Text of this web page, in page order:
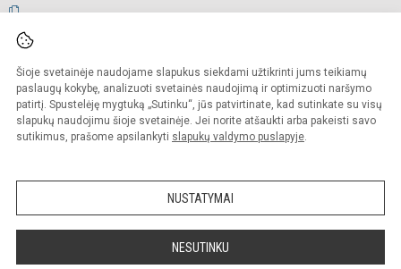
Šioje svetainėje naudojame slapukus siekdami užtikrinti jums teikiamų
paslaugų kokybę, analizuoti svetainės naudojimą ir optimizuoti naršymo
patirtį. Spustelėję mygtuką „Sutinku“, jūs patvirtinate, kad sutinkate su visų
slapukų naudojimu šioje svetainėje. Jei norite atšaukti arba pakeisti savo
sutikimus, prašome apsilankyti slapukų valdymo puslapyje.
NUSTATYMAI
NESUTINKU
Kopijuoti, cituoti ar kitaip atvaizduoti internetinės svetainės turinį be raštiško
mokyklos vadovų sutikimo yra draudžiama.
Prieinamumo paraiška Slapukų valdymas
Sumanus būdas atnaujinti